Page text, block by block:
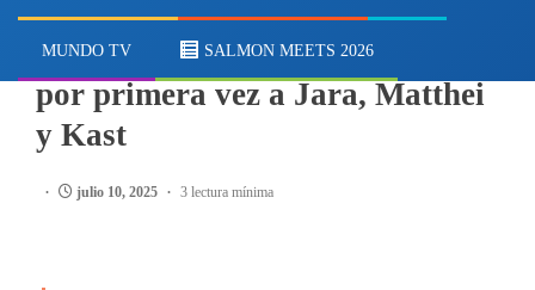
MUNDO TV SALMON MEETS 2026
Salmón Summit 2025 reunirá
por primera vez a Jara, Matthei
y Kast
julio 10, 2025 3 lectura mínima